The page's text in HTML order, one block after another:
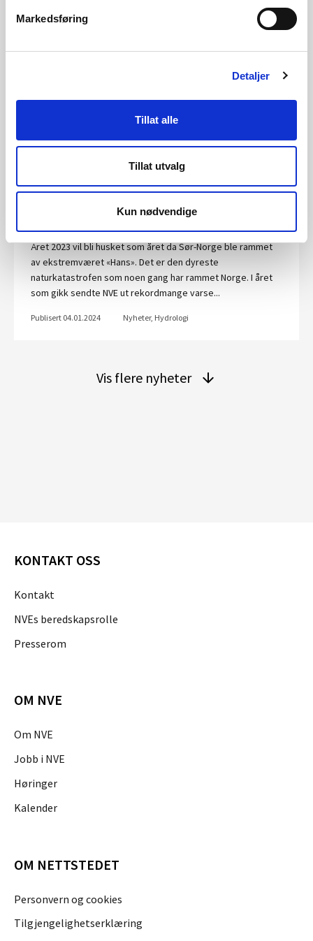
Markedsføring
Detaljer
Tillat alle
Tillat utvalg
Kun nødvendige
Publisert 12.03.2024
Ledige plasser på kurs i HEC-RAS 2024
Nå har du muligheten til å melde deg på kurs i HEC-RAS 2D,
med den anerkjente kursholderen Chris Goodell fra
juni til torsdag 6. juni 2024.
Nyheter, Hydrologi
Året 2023 vil bli husket som året da Sør-Norge ble rammet
av ekstremværet «Hans». Det er den dyreste
naturkatastrofen som noen gang har rammet Norge. I året
som gikk sendte NVE ut rekordmange varse...
Publisert 04.01.2024 Nyheter, Hydrologi
Vis flere nyheter
KONTAKT OSS
Kontakt
NVEs beredskapsrolle
Presserom
OM NVE
Om NVE
Jobb i NVE
Høringer
Kalender
OM NETTSTEDET
Personvern og cookies
Tilgjengelighetserklæring